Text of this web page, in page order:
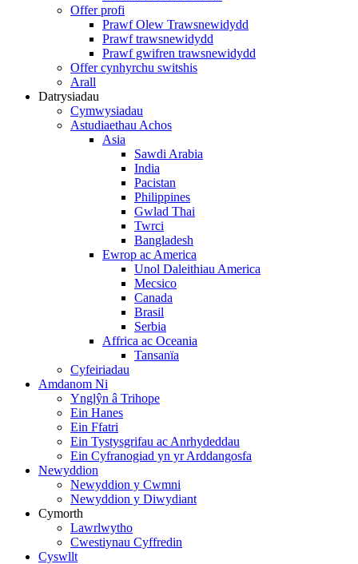
Offer profi
Prawf Olew Trawsnewidydd
Prawf trawsnewidydd
Prawf gwifren trawsnewidydd
Offer cynhyrchu switshis
Arall
Datrysiadau
Cymwysiadau
Astudiaethau Achos
Asia
Sawdi Arabia
India
Pacistan
Philippines
Gwlad Thai
Twrci
Bangladesh
Ewrop ac America
Unol Daleithiau America
Mecsico
Canada
Brasil
Serbia
Affrica ac Oceania
Tansanïa
Cyfeiriadau
Amdanom Ni
Ynglŷn â Trihope
Ein Hanes
Ein Ffatri
Ein Tystysgrifau ac Anrhydeddau
Ein Cyfranogiad yn yr Arddangosfa
Newyddion
Newyddion y Cwmni
Newyddion y Diwydiant
Cymorth
Lawrlwytho
Cwestiynau Cyffredin
Cyswllt